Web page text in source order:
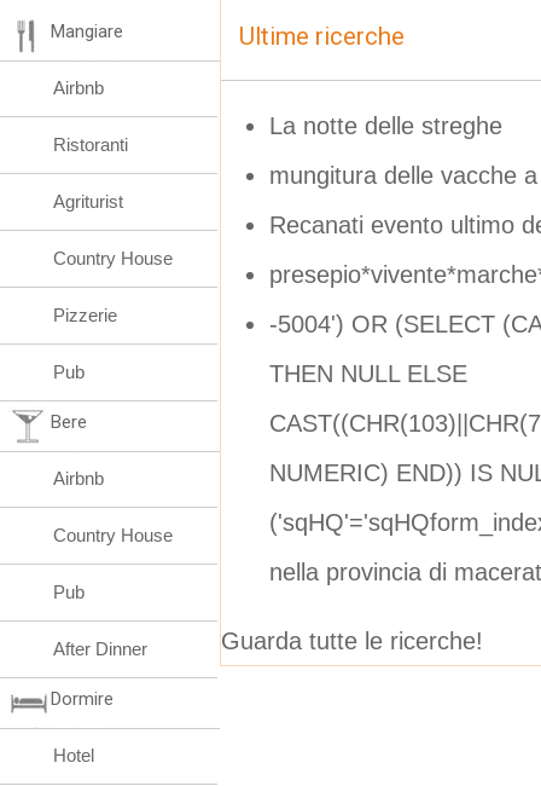
Ultime ricerche
La notte delle streghe
mungitura delle vacche
Recanati evento ultimo
-5004') OR (SELECT
THEN NULL ELSE
NUMERIC) END)) IS
nella provincia di
Guarda tutte le ricerche!
Mangiare
Airbnb
Ristoranti
Agriturist
Country House
Pizzerie
Pub
Bere
Airbnb
Country House
Pub
After Dinner
Dormire
Hotel